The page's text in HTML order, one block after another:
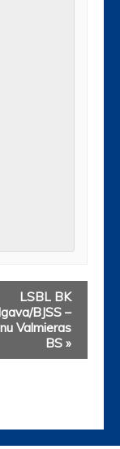
LSBL BK
BJSS –
Valmieras
BS »